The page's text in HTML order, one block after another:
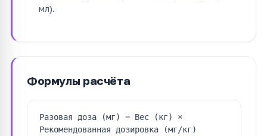
мл).
Формулы расчёта
Разовая доза (мг) = Вес (кг) ×
Рекомендованная дозировка (мг/кг)